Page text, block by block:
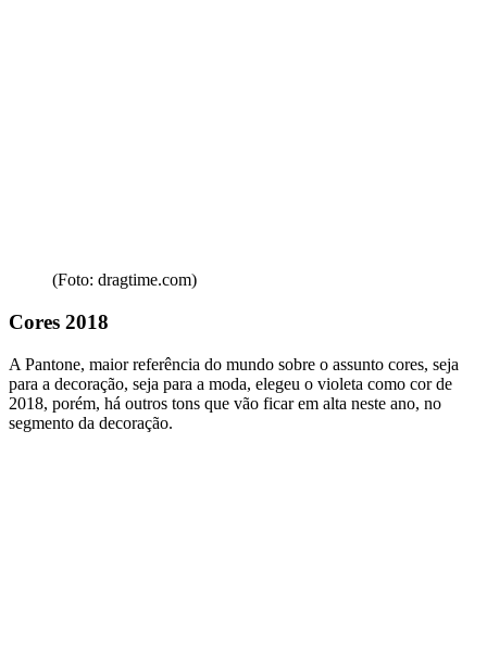
(Foto: dragtime.com)
Cores 2018
A Pantone, maior referência do mundo sobre o assunto cores, seja
para a decoração, seja para a moda, elegeu o violeta como cor de
2018, porém, há outros tons que vão ficar em alta neste ano, no
segmento da decoração.